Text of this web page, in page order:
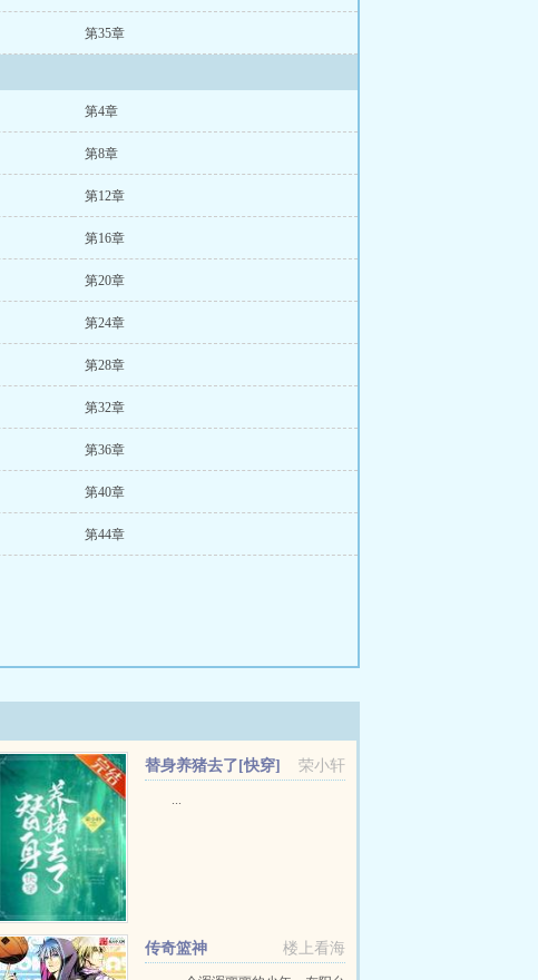
第35章
第4章
第8章
第12章
第16章
第20章
第24章
第28章
第32章
第36章
第40章
第44章
荣小轩
替身养猪去了[快穿]
...
楼上看海
传奇篮神